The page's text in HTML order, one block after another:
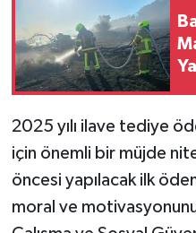
2025 yılı ilave tediye
için önemli bir müjde
öncesi yapılacak ilk
moral ve